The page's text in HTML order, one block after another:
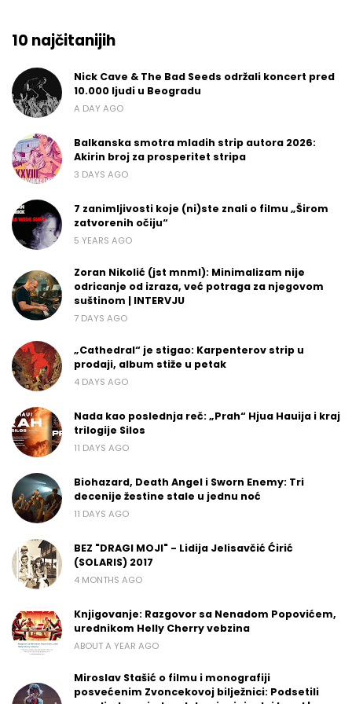
10 najčitanijih
Nick Cave & The Bad Seeds održali koncert pred
10.000 ljudi u Beogradu
A DAY AGO
Balkanska smotra mladih strip autora 2026:
Akirin broj za prosperitet stripa
3 DAYS AGO
7 zanimljivosti koje (ni)ste znali o filmu „Širom
zatvorenih očiju“
5 YEARS AGO
Zoran Nikolić (jst mnml): Minimalizam nije
odricanje od izraza, već potraga za njegovom
suštinom | INTERVJU
7 DAYS AGO
„Cathedral“ je stigao: Karpenterov strip u
prodaji, album stiže u petak
4 DAYS AGO
Nada kao poslednja reč: „Prah“ Hjua Hauija i kraj
trilogije Silos
11 DAYS AGO
Biohazard, Death Angel i Sworn Enemy: Tri
decenije žestine stale u jednu noć
11 DAYS AGO
BEZ "DRAGI MOJI" - Lidija Jelisavčić Ćirić
(SOLARIS) 2017
4 MONTHS AGO
Knjigovanje: Razgovor sa Nenadom Popovićem,
urednikom Helly Cherry vebzina
ABOUT A YEAR AGO
Miroslav Stašić o filmu i monografiji
posvećenim Zvoncekovoj bilježnici: Podsetili